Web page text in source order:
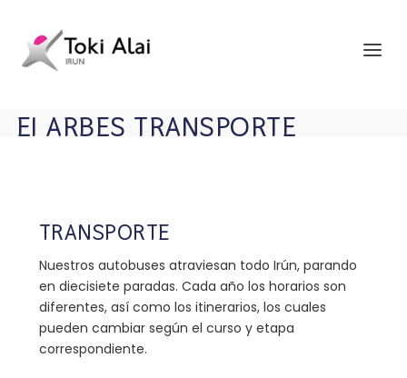
EI ARBES TRANSPORTE
TRANSPORTE
Nuestros autobuses atraviesan todo Irún, parando
en diecisiete paradas. Cada año los horarios son
diferentes, así como los itinerarios, los cuales
pueden cambiar según el curso y etapa
correspondiente.